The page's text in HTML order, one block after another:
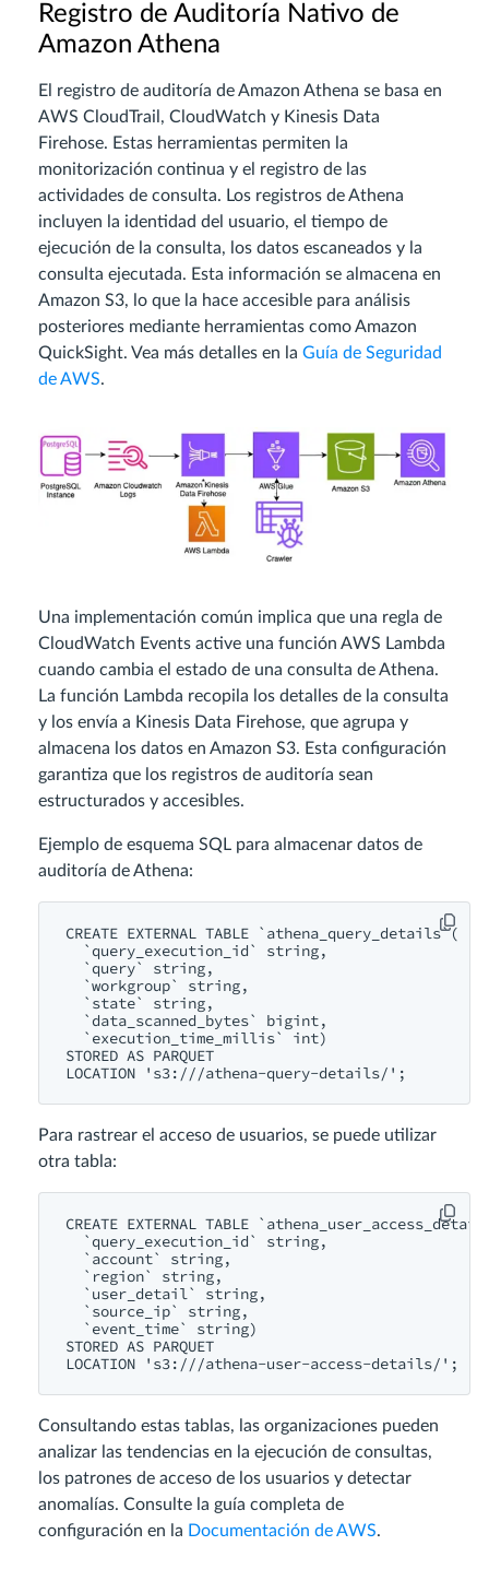
Registro de Auditoría Nativo de
Amazon Athena
El registro de auditoría de Amazon Athena se basa en
AWS CloudTrail, CloudWatch y Kinesis Data
Firehose. Estas herramientas permiten la
monitorización continua y el registro de las
actividades de consulta. Los registros de Athena
incluyen la identidad del usuario, el tiempo de
ejecución de la consulta, los datos escaneados y la
consulta ejecutada. Esta información se almacena en
Amazon S3, lo que la hace accesible para análisis
posteriores mediante herramientas como Amazon
QuickSight. Vea más detalles en la Guía de Seguridad
de AWS.
Una implementación común implica que una regla de
CloudWatch Events active una función AWS Lambda
cuando cambia el estado de una consulta de Athena.
La función Lambda recopila los detalles de la consulta
y los envía a Kinesis Data Firehose, que agrupa y
almacena los datos en Amazon S3. Esta configuración
garantiza que los registros de auditoría sean
estructurados y accesibles.
Ejemplo de esquema SQL para almacenar datos de
auditoría de Athena:
CREATE EXTERNAL TABLE `athena_query_details`(
  `query_execution_id` string,
  `query` string,
  `workgroup` string,
  `state` string,
  `data_scanned_bytes` bigint,
  `execution_time_millis` int)
STORED AS PARQUET
LOCATION 's3://
Para rastrear el acceso de usuarios, se puede utilizar
otra tabla:
CREATE EXTERNAL TABLE
  `query_execution_id` string,
  `account` string,
  `region` string,
  `user_detail` string,
  `source_ip` string,
  `event_time` string)
STORED AS PARQUET
LOCATION 's3://
Consultando estas tablas, las organizaciones pueden
analizar las tendencias en la ejecución de consultas,
los patrones de acceso de los usuarios y detectar
anomalías. Consulte la guía completa de
configuración en la Documentación de AWS.